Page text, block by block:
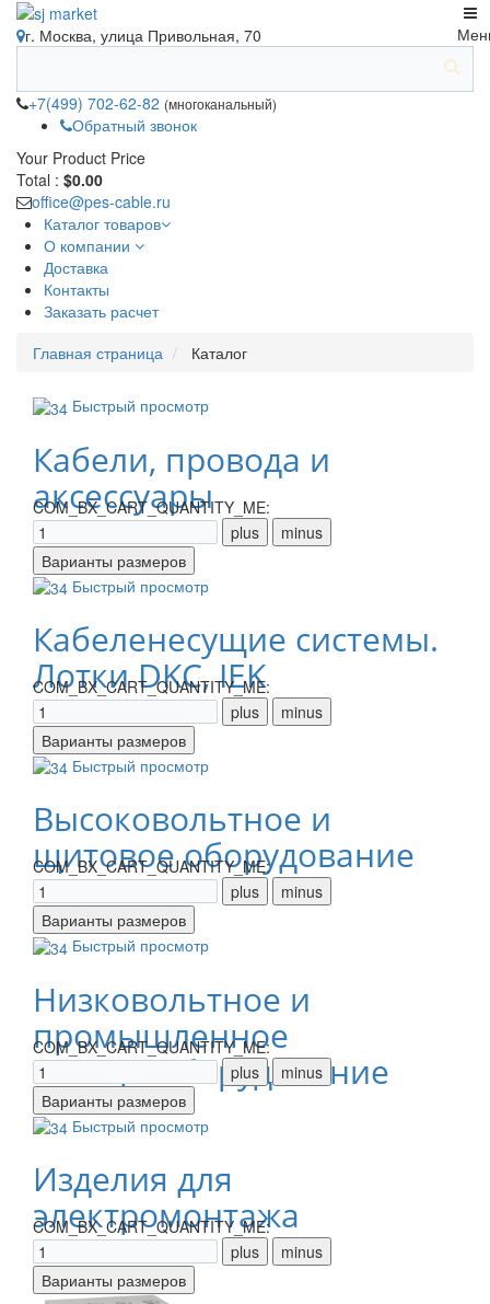
г. Москва, улица Привольная, 70
+7(499) 702-62-82 (многоканальный)
Обратный звонок
Your Product Price
Total : $0.00
office@pes-cable.ru
Каталог товаров
О компании
Доставка
Контакты
Заказать расчет
Главная страница Каталог
Быстрый просмотр
Кабели, провода и
аксессуары
COM_BX_CART_QUANTITY_ME:
Быстрый просмотр
Кабеленесущие системы.
Лотки DKC, IEK
COM_BX_CART_QUANTITY_ME:
Быстрый просмотр
Высоковольтное и
щитовое оборудование
COM_BX_CART_QUANTITY_ME:
Быстрый просмотр
Низковольтное и
промышленное
электрооборудование
COM_BX_CART_QUANTITY_ME:
Быстрый просмотр
Изделия для
электромонтажа
COM_BX_CART_QUANTITY_ME: